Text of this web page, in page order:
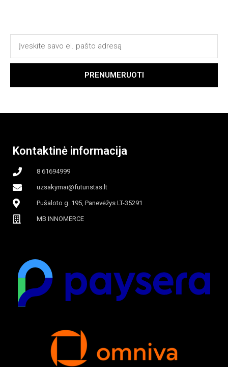
PRENUMERUOTI
Kontaktinė informacija
8 61694999
uzsakymai@futuristas.lt
Pušaloto g. 195, Panevėžys LT-35291
MB INNOMERCE